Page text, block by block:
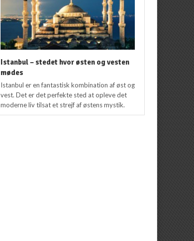
Istanbul – stedet hvor østen og vesten
mødes
Istanbul er en fantastisk kombination af øst og
vest. Det er det perfekte sted at opleve det
moderne liv tilsat et strejf af østens mystik.